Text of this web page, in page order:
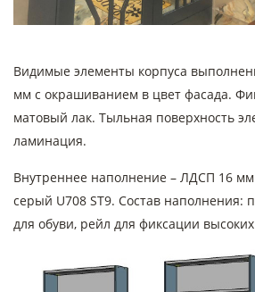
Видимые элементы корпуса
мм с окрашиванием в цвет фасада.
матовый лак. Тыльная поверхность
ламинация.
Внутреннее наполнение – ЛДСП 16 мм
серый U708 ST9. Состав наполнения:
для обуви, рейл для фиксации высоких